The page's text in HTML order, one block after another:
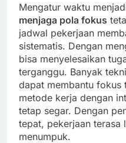
Mengatur waktu
menjaga pola fokus
jadwal pekerjaan
sistematis. Dengan
bisa menyelesaikan
terganggu. Banyak
dapat membantu fokus
metode kerja dengan
tetap segar. Dengan
tepat, pekerjaan terasa
menumpuk.